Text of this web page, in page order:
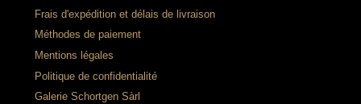
Frais d'expédition et délais de livraison
Méthodes de paiement
Mentions légales
Politique de confidentialité
Galerie Schortgen Sàrl